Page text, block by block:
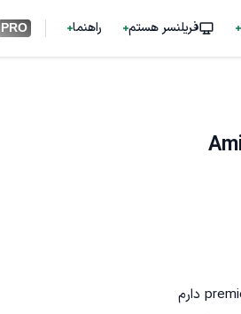
فریلنسر هستم راهنما PRO